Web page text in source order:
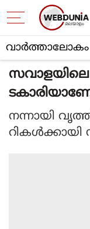
വാര്‍ത്താലോകം
നന്നായി